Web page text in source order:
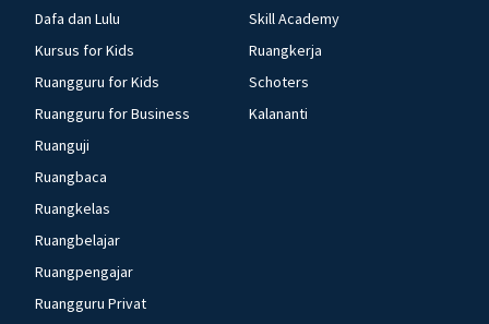
Dafa dan Lulu
Kursus for Kids
Ruangguru for Kids
Ruangguru for Business
Ruanguji
Ruangbaca
Ruangkelas
Ruangbelajar
Ruangpengajar
Ruangguru Privat
Skill Academy
Ruangkerja
Schoters
Kalananti